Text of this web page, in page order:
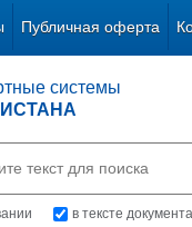
Публичная оферта
системы
в тексте документа